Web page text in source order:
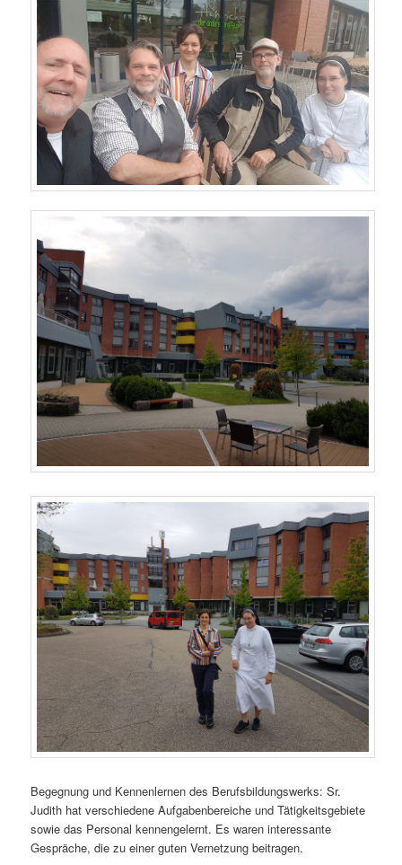
Begegnung und Kennenlernen des Berufsbildungswerks: Sr.
Judith hat verschiedene Aufgabenbereiche und Tätigkeitsgebiete
sowie das Personal kennengelernt. Es waren interessante
Gespräche, die zu einer guten Vernetzung beitragen.